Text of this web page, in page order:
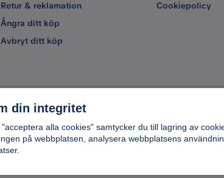
Retur & reklamation
Ångra ditt köp
Avbryt ditt köp
Cookiepolicy
din integritet
alla cookies" samtycker du till lagring av
på webbplatsen, analysera webbplatsens